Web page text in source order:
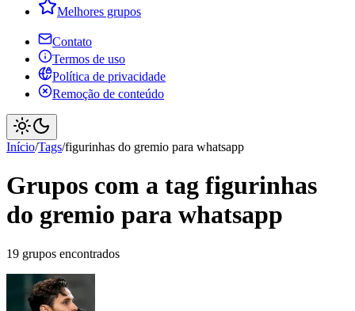
Melhores grupos
Contato
Termos de uso
Política de privacidade
Remoção de conteúdo
Início/Tags/figurinhas do gremio para whatsapp
Grupos com a tag figurinhas
do gremio para whatsapp
19 grupos encontrados